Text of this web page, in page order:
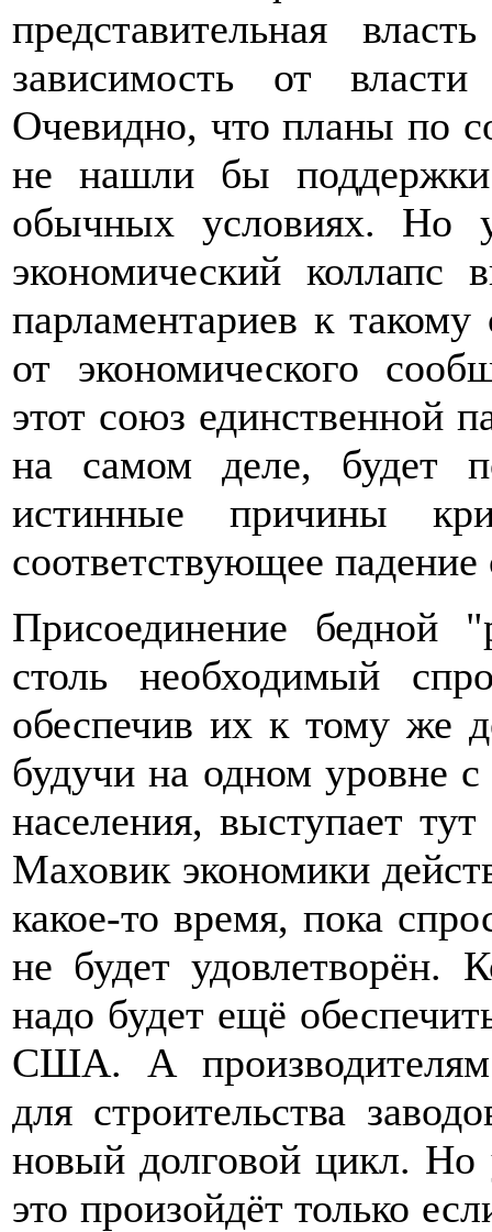
представительная
зависимость от
Очевидно, что планы по
не нашли бы
обычных условиях. Но
экономический коллапс
парламентариев к
от экономического
этот союз единственной
на самом деле, будет
истинные причины
соответствующее падение
Присоединение бедной
столь необходимый
обеспечив их к тому же
будучи на одном уровне
населения, выступает
Маховик экономики
какое-то время, пока
не будет удовлетворён.
надо будет ещё
США. А производителям
для строительства
новый долговой цикл.
это произойдёт только